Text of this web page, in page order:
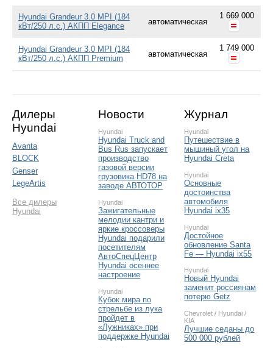
Hyundai Grandeur 3.0 MPI (184
кВт/250 л.с.) АКПП Elegance
автоматическая
1 669 000
Hyundai Grandeur 3.0 MPI (184
кВт/250 л.с.) АКПП Premium
автоматическая
1 749 000
Дилеры
Hyundai
Avanta
BLOCK
Genser
LegeArtis
Все дилеры
Hyundai
Новости
Hyundai
Hyundai Truck and
Bus Rus запускает
производство
газовой версии
грузовика HD78 на
заводе АВТОТОР
Hyundai
Зажигательные
мелодии кантри и
яркие кроссоверы
Hyundai подарили
посетителям
АвтоСпецЦентр
Hyundai осеннее
настроение
Hyundai
Кубок мира по
стрельбе из лука
пройдет в
«Лужниках» при
поддержке Hyundai
Журнал
Hyundai
Путешествие в
мышиный угол на
Hyundai Creta
Hyundai
Основные
достоинства
автомобиля
Hyundai ix35
Hyundai
Достойное
обновление Santa
Fe — Hyundai ix55
Hyundai
Новый Hyundai
заменит россиянам
потерю Getz
Chevrolet / Hyundai /
KIA
Лучшие седаны до
500 000 рублей